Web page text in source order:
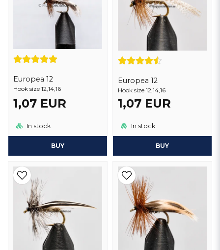
Europea 12
Hook size 12,14,16
1,07 EUR
In stock
BUY
Europea 12
Hook size 12,14,16
1,07 EUR
In stock
BUY